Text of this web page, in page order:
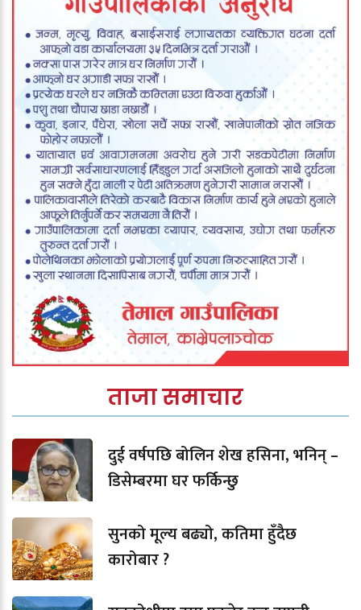
ताजा समाचार
दुई वर्षपछि बोलिन शेख हसिना, भनिन् –
डिसेम्बरमा घर फर्किन्छु
सुनको मूल्य बढ्यो, कतिमा हुँदैछ
कारोबार ?